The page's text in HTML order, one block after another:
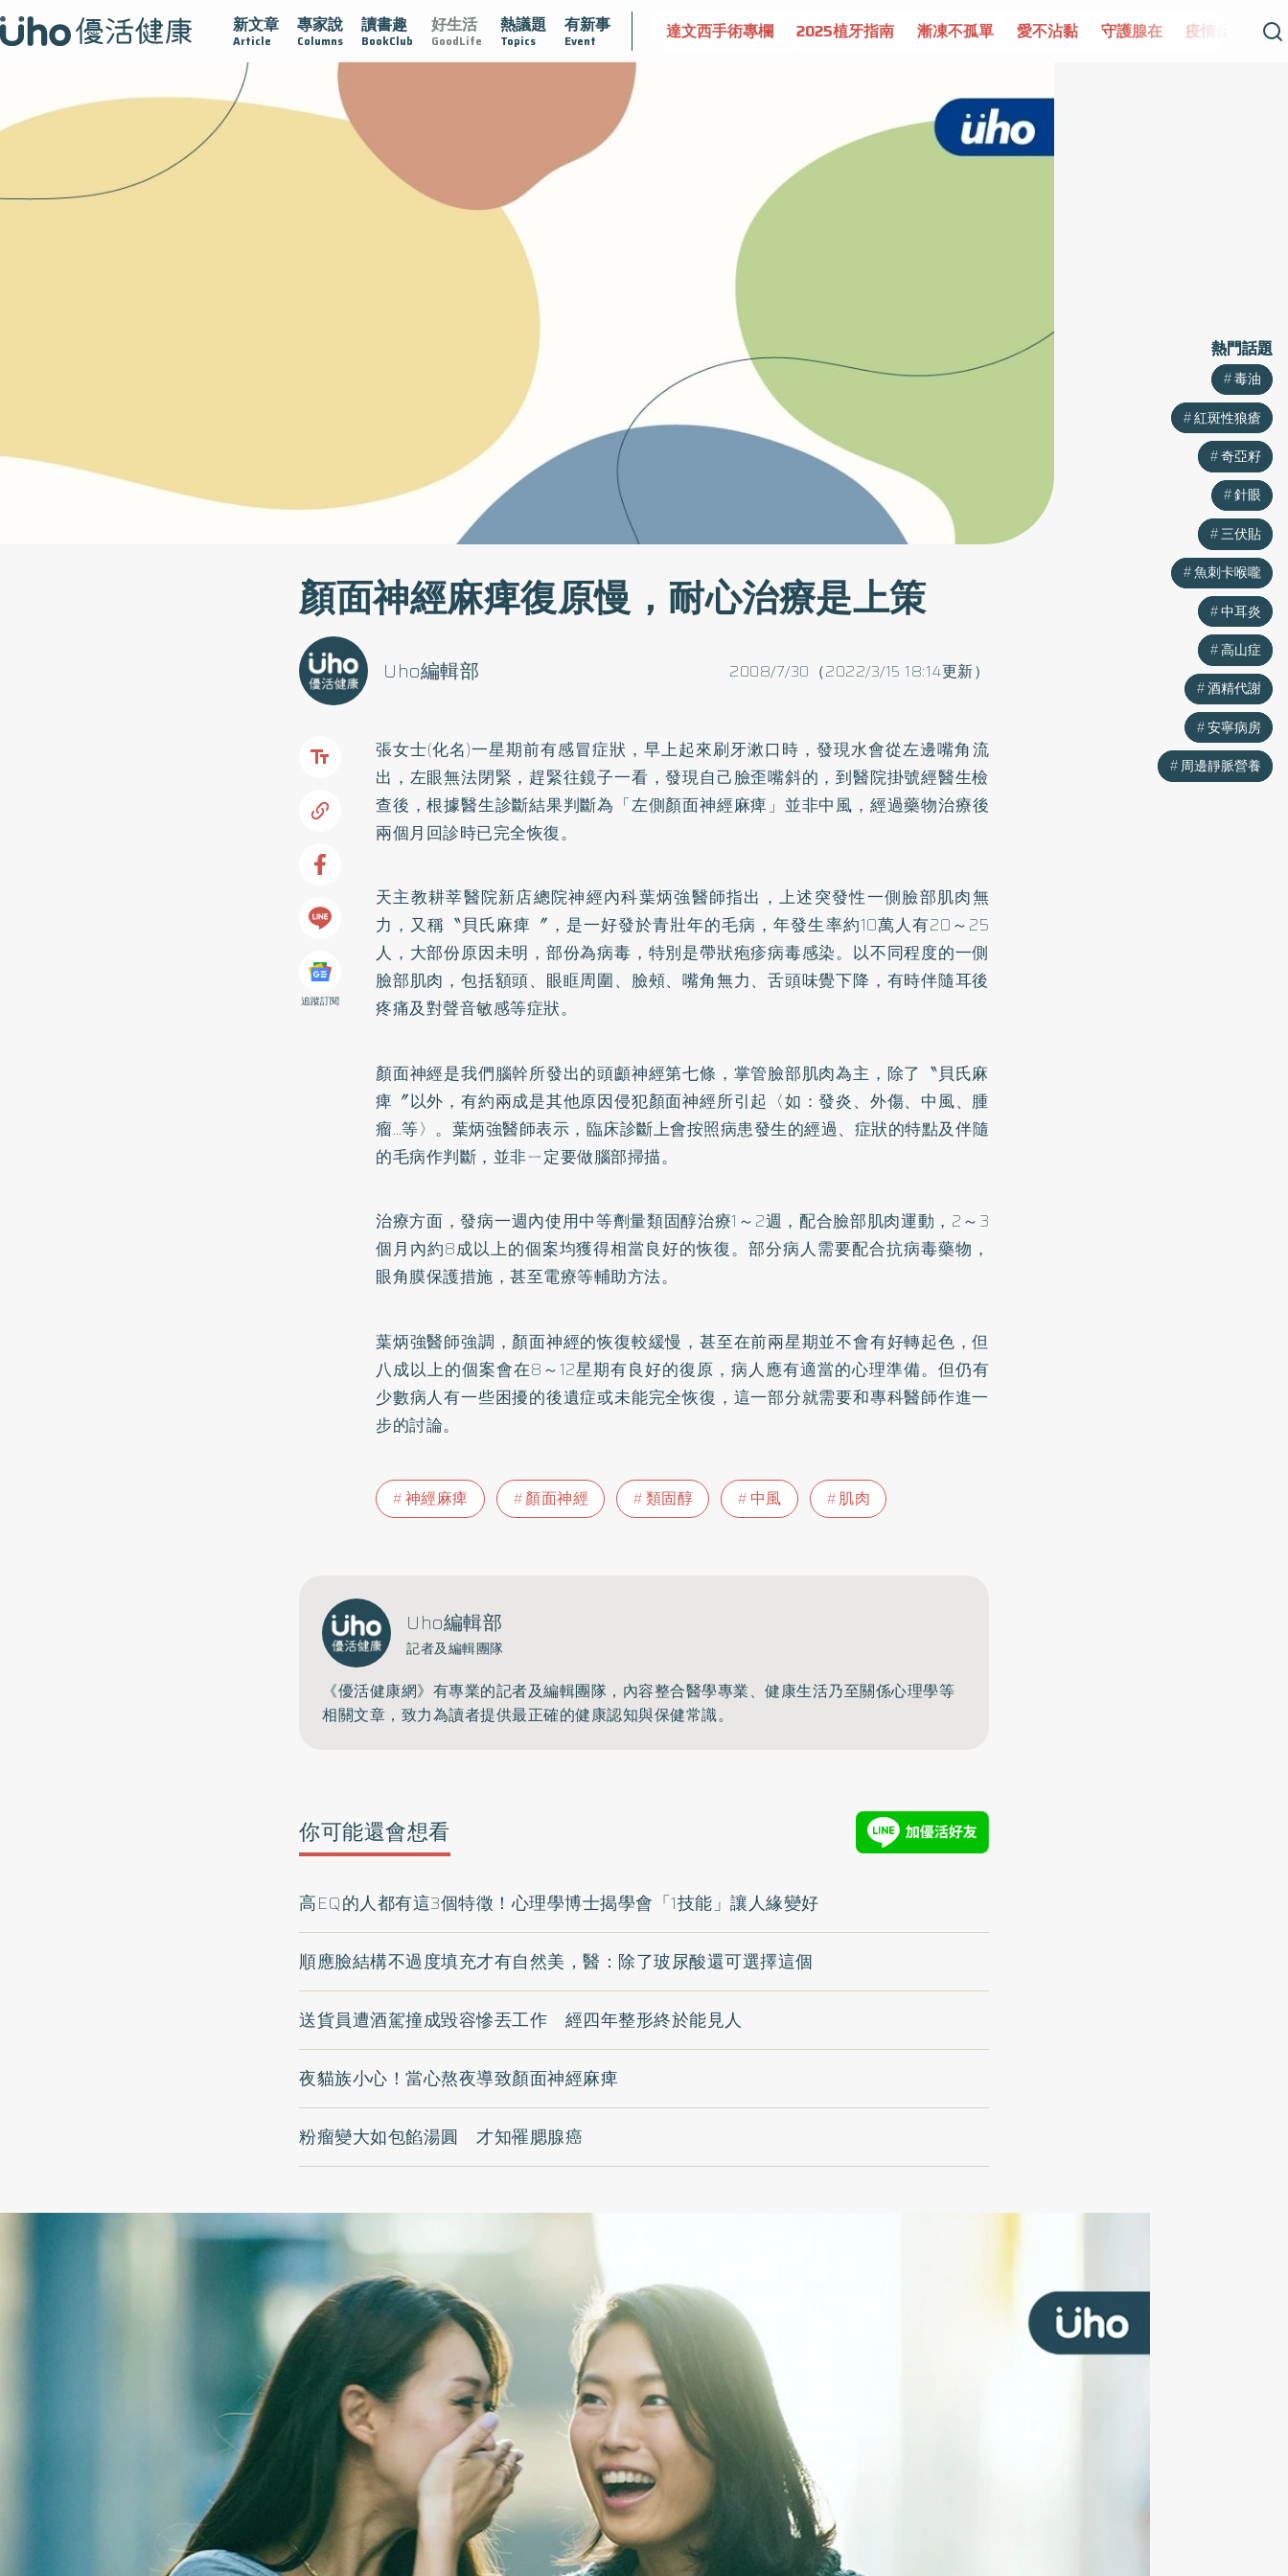
新文章
Article
專家說
Columns
讀書趣
BookClub
好生活
GoodLife
熱議題
Topics
有新事
Event
疫情保衛戰 再生醫學 愛的未來視 認識攝護腺肥大 守護骨骼健康 達文西手術專欄 2025植牙指南 漸凍不孤單 愛不沾黏 守護腺在 疫情保衛戰 再生醫學 愛的
顏面神經麻痺復原慢，耐心治療是上策
2008/7/30（2022/3/15 18:14更新）
Uho編輯部
追蹤訂閱
張女士(化名)一星期前有感冒症狀，早上起來刷牙漱口時，發現水會從左邊嘴角流
出，左眼無法閉緊，趕緊往鏡子一看，發現自己臉歪嘴斜的，到醫院掛號經醫生檢
查後，根據醫生診斷結果判斷為「左側顏面神經麻痺」並非中風 ，經過藥物治療後
兩個月回診時已完全恢復。
天主教耕莘醫院新店總院神經內科葉炳強醫師指出，上述突發性一側臉部肌肉無
力，又稱〝貝氏麻痺〞，是一好發於青壯年的毛病，年發生率約10萬人有20～25
人，大部份原因未明，部份為病毒，特別是帶狀疱疹病毒感染。以不同程度的一側
臉部肌肉，包括額頭、眼眶周圍、臉頰、嘴角無力、舌頭味覺下降，有時伴隨耳後
疼痛及對聲音敏感等症狀。
顏面神經是我們腦幹所發出的頭顱神經第七條，掌管臉部肌肉為主，除了〝貝氏麻
痺〞以外，有約兩成是其他原因侵犯顏面神經所引起〈如：發炎、外傷、中風、腫
瘤…等〉。葉炳強醫師表示，臨床診斷上會按照病患發生的經過、症狀的特點及伴隨
的毛病作判斷，並非ㄧ定要做腦部掃描。
治療方面，發病一週內使用中等劑量類固醇治療1～2週，配合臉部肌肉運動，2～3
個月內約8成以上的個案均獲得相當良好的恢復。部分病人需要配合抗病毒藥物，
眼角膜保護措施，甚至電療等輔助方法。
葉炳強醫師強調，顏面神經的恢復較緩慢，甚至在前兩星期並不會有好轉起色，但
八成以上的個案會在8～12星期有良好的復原，病人應有適當的心理準備。但仍有
少數病人有一些困擾的後遺症或未能完全恢復，這一部分就需要和專科醫師作進一
步的討論。
神經麻痺 顏面神經 類固醇 中風 肌肉
Uho編輯部
記者及編輯團隊
《優活健康網》有專業的記者及編輯團隊，內容整合醫學專業、健康生活乃至關係心理學等
相關文章，致力為讀者提供最正確的健康認知與保健常識。
你可能還會想看
高EQ的人都有這3個特徵！心理學博士揭學會「1技能」讓人緣變好
順應臉結構不過度填充才有自然美，醫：除了玻尿酸還可選擇這個
送貨員遭酒駕撞成毀容慘丟工作 經四年整形終於能見人
夜貓族小心！當心熬夜導致顏面神經麻痺
粉瘤變大如包餡湯圓 才知罹腮腺癌
熱門話題
毒油
紅斑性狼瘡
奇亞籽
針眼
三伏貼
魚刺卡喉嚨
中耳炎
高山症
酒精代謝
安寧病房
周邊靜脈營養
熱門話題
毒油
紅斑性狼瘡
奇亞籽
針眼
三伏貼
魚刺卡喉嚨
中耳炎
高山症
酒精代謝
安寧病房
周邊靜脈營養